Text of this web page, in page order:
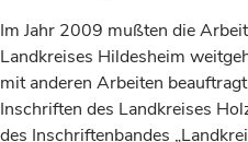
Im Jahr 2009 mußten die
Landkreises Hildesheim
mit anderen Arbeiten
Inschriften des Landkreises
des Inschriftenbandes